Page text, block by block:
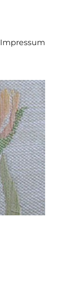
Impressum